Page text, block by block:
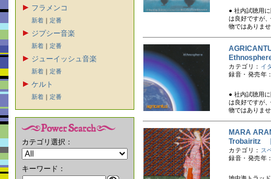
フラメンコ
新着 ｜ 定番
ジプシー音楽
新着 ｜ 定番
ジューイッシュ音楽
新着 ｜ 定番
ケルト
新着 ｜ 定番
カテゴリ選択：
キーワード：
● 社内試聴用
は良好ですが
物ではありま
カテゴリ： イ
録音・発売年
● 社内試聴用
は良好ですが
物ではありま
MARA
Trobairitz
カテゴリ： ス
録音・発売年